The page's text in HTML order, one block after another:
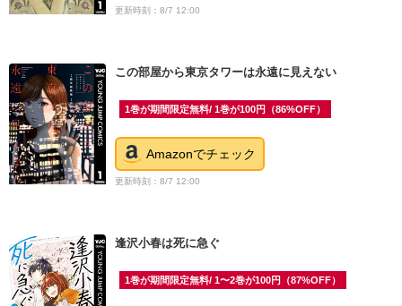
更新時刻：8/7 12:00
この部屋から東京タワーは永遠に見えない
1巻が期間限定無料/ 1巻が100円（86%OFF）
Amazonでチェック
更新時刻：8/7 12:00
逢沢小春は死に急ぐ
1巻が期間限定無料/ 1〜2巻が100円（87%OFF）